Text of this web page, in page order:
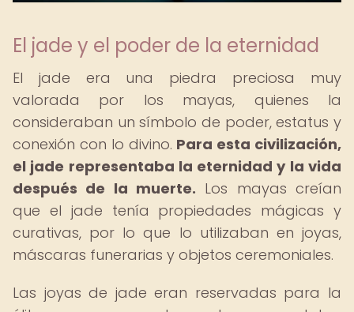
El jade y el poder de la eternidad
El jade era una piedra preciosa muy
valorada por los mayas, quienes la
consideraban un símbolo de poder, estatus y
conexión con lo divino. Para esta civilización,
el jade representaba la eternidad y la vida
después de la muerte. Los mayas creían
que el jade tenía propiedades mágicas y
curativas, por lo que lo utilizaban en joyas,
máscaras funerarias y objetos ceremoniales.
Las joyas de jade eran reservadas para la